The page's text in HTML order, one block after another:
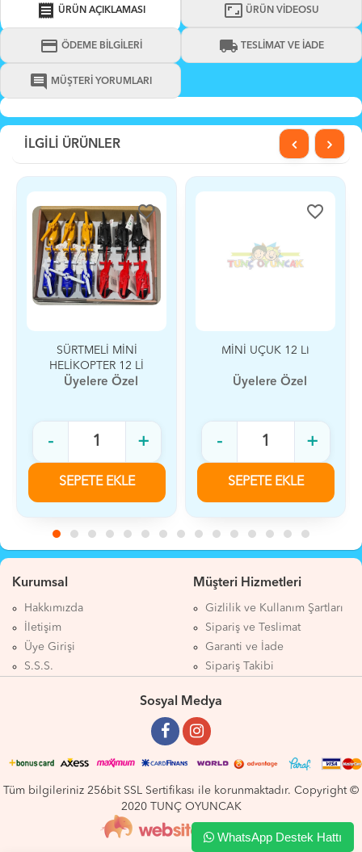
receipt ÜRÜN AÇIKLAMASI aspect_ratio ÜRÜN VİDEOSU
credit_card ÖDEME BİLGİLERİ local_shipping TESLİMAT VE İADE
comment MÜŞTERİ YORUMLARI
İLGİLİ ÜRÜNLER
favorite_border
SÜRTMELİ MİNİ
HELİKOPTER 12 Lİ
Üyelere Özel
- +
SEPETE EKLE
favorite_border
MİNİ UÇUK 12 Lİ
Üyelere Özel
- +
SEPETE EKLE
Kurumsal
Hakkımızda
İletişim
Üye Girişi
S.S.S.
Müşteri Hizmetleri
Gizlilik ve Kullanım Şartları
Sipariş ve Teslimat
Garanti ve İade
Sipariş Takibi
Sosyal Medya
Tüm bilgileriniz 256bit SSL Sertifikası ile korunmaktadır. Copyright ©
2020 TUNÇ OYUNCAK
WhatsApp Destek Hattı